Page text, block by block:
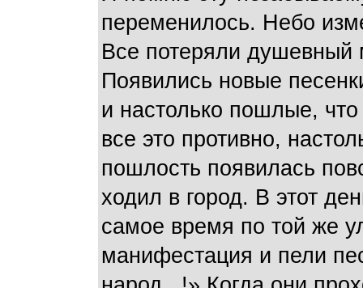
переменилось. Небо
Все потеряли душевный
Появились новые
и настолько пошлые,
все это противно,
пошлость появилась
ходил в город. В этот
самое время по той же
манифестация и пели